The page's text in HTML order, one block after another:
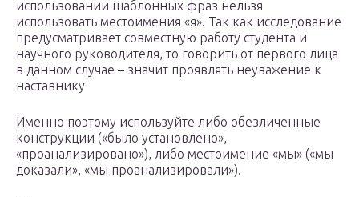
использовании шаблонных фраз нельзя
использовать местоимения «я». Так как исследование
предусматривает совместную работу студента и
научного руководителя, то говорить от первого лица
в данном случае – значит проявлять неуважение к
наставнику
Именно поэтому используйте либо обезличенные
конструкции («было установлено»,
«проанализировано»), либо местоимение «мы» («мы
доказали», «мы проанализировали»).